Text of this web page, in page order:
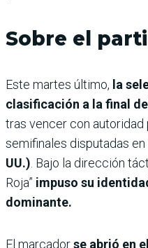
Sobre el
Este martes último, la
clasificación a la final
tras vencer con autoridad
semifinales disputadas en
UU.) . Bajo la dirección
Roja” impuso su
dominante.
El marcadorse abrió en